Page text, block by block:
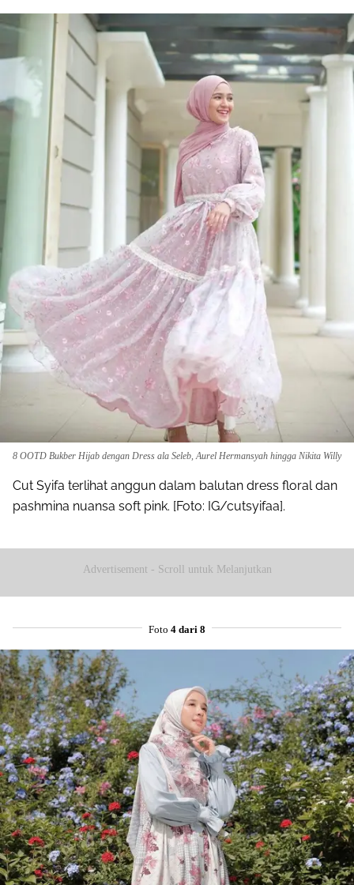
8 OOTD Bukber Hijab dengan Dress ala Seleb, Aurel Hermansyah hingga Nikita Willy
Cut Syifa terlihat anggun dalam balutan dress floral dan
pashmina nuansa soft pink. [Foto: IG/cutsyifaa].
Advertisement - Scroll untuk Melanjutkan
Foto 4 dari 8